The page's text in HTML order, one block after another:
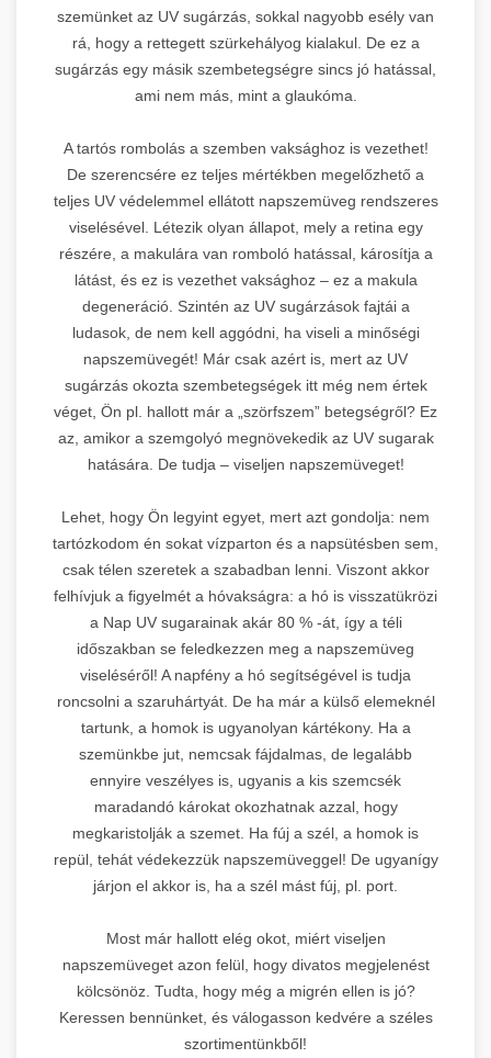
szemünket az UV sugárzás, sokkal nagyobb esély van
rá, hogy a rettegett szürkehályog kialakul. De ez a
sugárzás egy másik szembetegségre sincs jó hatással,
ami nem más, mint a glaukóma.
A tartós rombolás a szemben vaksághoz is vezethet!
De szerencsére ez teljes mértékben megelőzhető a
teljes UV védelemmel ellátott napszemüveg rendszeres
viselésével. Létezik olyan állapot, mely a retina egy
részére, a makulára van romboló hatással, károsítja a
látást, és ez is vezethet vaksághoz – ez a makula
degeneráció. Szintén az UV sugárzások fajtái a
ludasok, de nem kell aggódni, ha viseli a minőségi
napszemüvegét! Már csak azért is, mert az UV
sugárzás okozta szembetegségek itt még nem értek
véget, Ön pl. hallott már a „szörfszem” betegségről? Ez
az, amikor a szemgolyó megnövekedik az UV sugarak
hatására. De tudja – viseljen napszemüveget!
Lehet, hogy Ön legyint egyet, mert azt gondolja: nem
tartózkodom én sokat vízparton és a napsütésben sem,
csak télen szeretek a szabadban lenni. Viszont akkor
felhívjuk a figyelmét a hóvakságra: a hó is visszatükrözi
a Nap UV sugarainak akár 80 % -át, így a téli
időszakban se feledkezzen meg a napszemüveg
viseléséről! A napfény a hó segítségével is tudja
roncsolni a szaruhártyát. De ha már a külső elemeknél
tartunk, a homok is ugyanolyan kártékony. Ha a
szemünkbe jut, nemcsak fájdalmas, de legalább
ennyire veszélyes is, ugyanis a kis szemcsék
maradandó károkat okozhatnak azzal, hogy
megkaristolják a szemet. Ha fúj a szél, a homok is
repül, tehát védekezzük napszemüveggel! De ugyanígy
járjon el akkor is, ha a szél mást fúj, pl. port.
Most már hallott elég okot, miért viseljen
napszemüveget azon felül, hogy divatos megjelenést
kölcsönöz. Tudta, hogy még a migrén ellen is jó?
Keressen bennünket, és válogasson kedvére a széles
szortimentünkből!